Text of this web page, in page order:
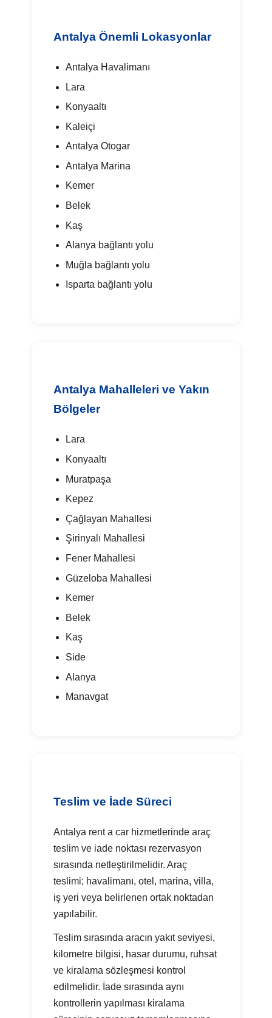
Antalya Önemli Lokasyonlar
Antalya Havalimanı
Lara
Konyaaltı
Kaleiçi
Antalya Otogar
Antalya Marina
Kemer
Belek
Kaş
Alanya bağlantı yolu
Muğla bağlantı yolu
Isparta bağlantı yolu
Antalya Mahalleleri ve Yakın
Bölgeler
Lara
Konyaaltı
Muratpaşa
Kepez
Çağlayan Mahallesi
Şirinyalı Mahallesi
Fener Mahallesi
Güzeloba Mahallesi
Kemer
Belek
Kaş
Side
Alanya
Manavgat
Teslim ve İade Süreci
Antalya rent a car hizmetlerinde araç
teslim ve iade noktası rezervasyon
sırasında netleştirilmelidir. Araç
teslimi; havalimanı, otel, marina, villa,
iş yeri veya belirlenen ortak noktadan
yapılabilir.
Teslim sırasında aracın yakıt seviyesi,
kilometre bilgisi, hasar durumu, ruhsat
ve kiralama sözleşmesi kontrol
edilmelidir. İade sırasında aynı
kontrollerin yapılması kiralama